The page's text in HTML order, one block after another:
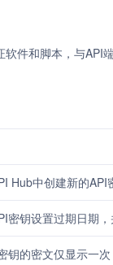
件和脚本，与API
Hub中创建新的
密钥设置过期日期
钥的密文仅显示一